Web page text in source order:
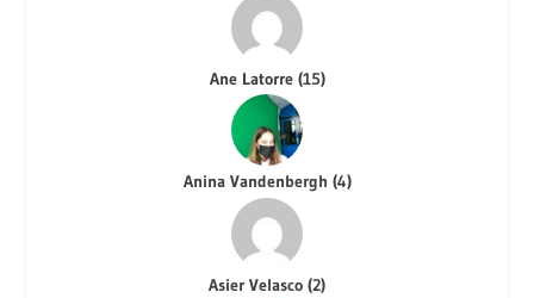
Ane Latorre (15)
Anina Vandenbergh (4)
Asier Velasco (2)